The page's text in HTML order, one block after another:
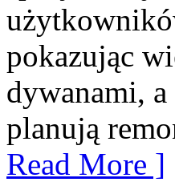
pokazując
dywanami,
planują
Read More ]